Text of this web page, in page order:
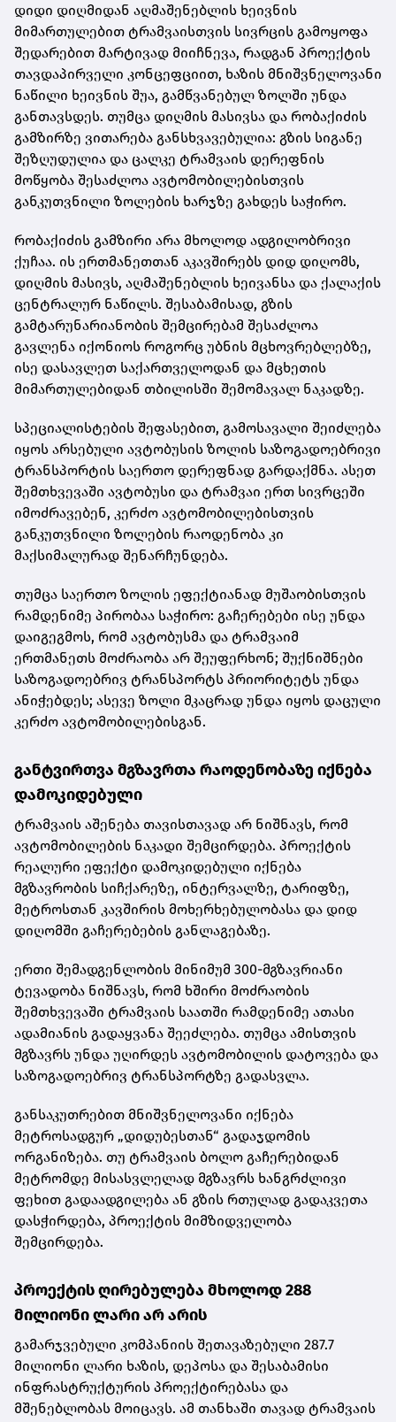
დიდი დიღმიდან აღმაშენებლის ხეივნის
მიმართულებით ტრამვაისთვის სივრცის გამოყოფა
შედარებით მარტივად მიიჩნევა, რადგან პროექტის
თავდაპირველი კონცეფციით, ხაზის მნიშვნელოვანი
ნაწილი ხეივნის შუა, გამწვანებულ ზოლში უნდა
განთავსდეს. თუმცა დიღმის მასივსა და რობაქიძის
გამზირზე ვითარება განსხვავებულია: გზის სიგანე
შეზღუდულია და ცალკე ტრამვაის დერეფნის
მოწყობა შესაძლოა ავტომობილებისთვის
განკუთვნილი ზოლების ხარჯზე გახდეს საჭირო.
რობაქიძის გამზირი არა მხოლოდ ადგილობრივი
ქუჩაა. ის ერთმანეთთან აკავშირებს დიდ დიღომს,
დიღმის მასივს, აღმაშენებლის ხეივანსა და ქალაქის
ცენტრალურ ნაწილს. შესაბამისად, გზის
გამტარუნარიანობის შემცირებამ შესაძლოა
გავლენა იქონიოს როგორც უბნის მცხოვრებლებზე,
ისე დასავლეთ საქართველოდან და მცხეთის
მიმართულებიდან თბილისში შემომავალ ნაკადზე.
სპეციალისტების შეფასებით, გამოსავალი შეიძლება
იყოს არსებული ავტობუსის ზოლის საზოგადოებრივი
ტრანსპორტის საერთო დერეფნად გარდაქმნა. ასეთ
შემთხვევაში ავტობუსი და ტრამვაი ერთ სივრცეში
იმოძრავებენ, კერძო ავტომობილებისთვის
განკუთვნილი ზოლების რაოდენობა კი
მაქსიმალურად შენარჩუნდება.
თუმცა საერთო ზოლის ეფექტიანად მუშაობისთვის
რამდენიმე პირობაა საჭირო: გაჩერებები ისე უნდა
დაიგეგმოს, რომ ავტობუსმა და ტრამვაიმ
ერთმანეთს მოძრაობა არ შეუფერხონ; შუქნიშნები
საზოგადოებრივ ტრანსპორტს პრიორიტეტს უნდა
ანიჭებდეს; ასევე ზოლი მკაცრად უნდა იყოს დაცული
კერძო ავტომობილებისგან.
განტვირთვა მგზავრთა რაოდენობაზე იქნება
დამოკიდებული
ტრამვაის აშენება თავისთავად არ ნიშნავს, რომ
ავტომობილების ნაკადი შემცირდება. პროექტის
რეალური ეფექტი დამოკიდებული იქნება
მგზავრობის სიჩქარეზე, ინტერვალზე, ტარიფზე,
მეტროსთან კავშირის მოხერხებულობასა და დიდ
დიღომში გაჩერებების განლაგებაზე.
ერთი შემადგენლობის მინიმუმ 300-მგზავრიანი
ტევადობა ნიშნავს, რომ ხშირი მოძრაობის
შემთხვევაში ტრამვაის საათში რამდენიმე ათასი
ადამიანის გადაყვანა შეეძლება. თუმცა ამისთვის
მგზავრს უნდა უღირდეს ავტომობილის დატოვება და
საზოგადოებრივ ტრანსპორტზე გადასვლა.
განსაკუთრებით მნიშვნელოვანი იქნება
მეტროსადგურ „დიდუბესთან“ გადაჯდომის
ორგანიზება. თუ ტრამვაის ბოლო გაჩერებიდან
მეტრომდე მისასვლელად მგზავრს ხანგრძლივი
ფეხით გადაადგილება ან გზის რთულად გადაკვეთა
დასჭირდება, პროექტის მიმზიდველობა
შემცირდება.
პროექტის ღირებულება მხოლოდ 288
მილიონი ლარი არ არის
გამარჯვებული კომპანიის შეთავაზებული 287.7
მილიონი ლარი ხაზის, დეპოსა და შესაბამისი
ინფრასტრუქტურის პროექტირებასა და
მშენებლობას მოიცავს. ამ თანხაში თავად ტრამვაის